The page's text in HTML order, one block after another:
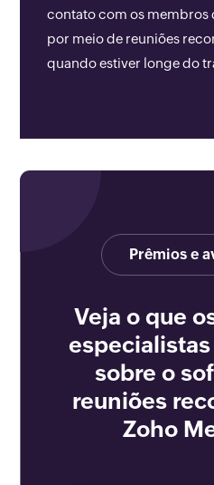
contato com os membros
por meio de reuniões
quando estiver longe do
Prêmios e
Veja o que
sobre o
reuniões
Zoho